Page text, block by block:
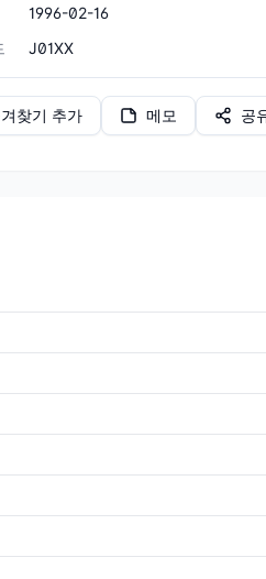
1996-02-16
J01XX
찾기 추가 메모 공